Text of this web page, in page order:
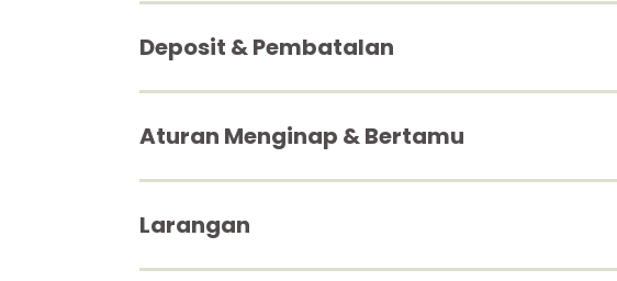
Deposit & Pembatalan
Aturan Menginap & Bertamu
Larangan